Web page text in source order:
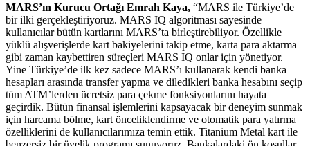
MARS’ın Kurucu Ortağı Emrah Kaya, “MARS ile Türkiye’de
bir ilki gerçekleştiriyoruz. MARS IQ algoritması sayesinde
kullanıcılar bütün kartlarını MARS’ta birleştirebiliyor. Özellikle
yüklü alışverişlerde kart bakiyelerini takip etme, karta para aktarma
gibi zaman kaybettiren süreçleri MARS IQ onlar için yönetiyor.
Yine Türkiye’de ilk kez sadece MARS’ı kullanarak kendi banka
hesapları arasında transfer yapma ve diledikleri banka hesabını seçip
tüm ATM’lerden ücretsiz para çekme fonksiyonlarını hayata
geçirdik. Bütün finansal işlemlerini kapsayacak bir deneyim sunmak
için harcama bölme, kart önceliklendirme ve otomatik para yatırma
özelliklerini de kullanıcılarımıza temin ettik. Titanium Metal kart ile